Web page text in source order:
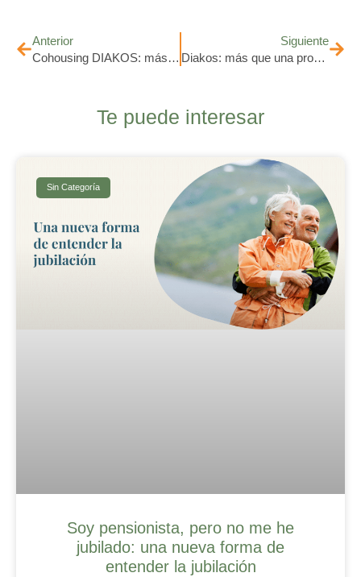
Anterior
Cohousing DIAKOS: más que una vivienda, una comunidad dinámica
Siguiente
Diakos: más que una promoción inmobiliaria, una solución de vivienda basada en servicios
Te puede interesar
Sin Categoría
Soy pensionista, pero no me he
jubilado: una nueva forma de
entender la jubilación